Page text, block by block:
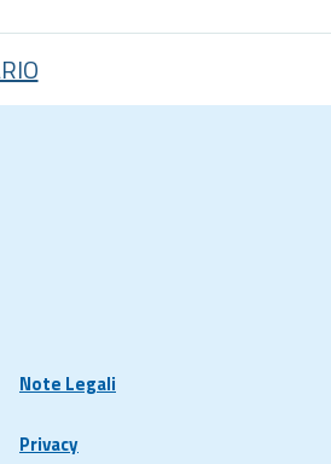
Note Legali
Privacy